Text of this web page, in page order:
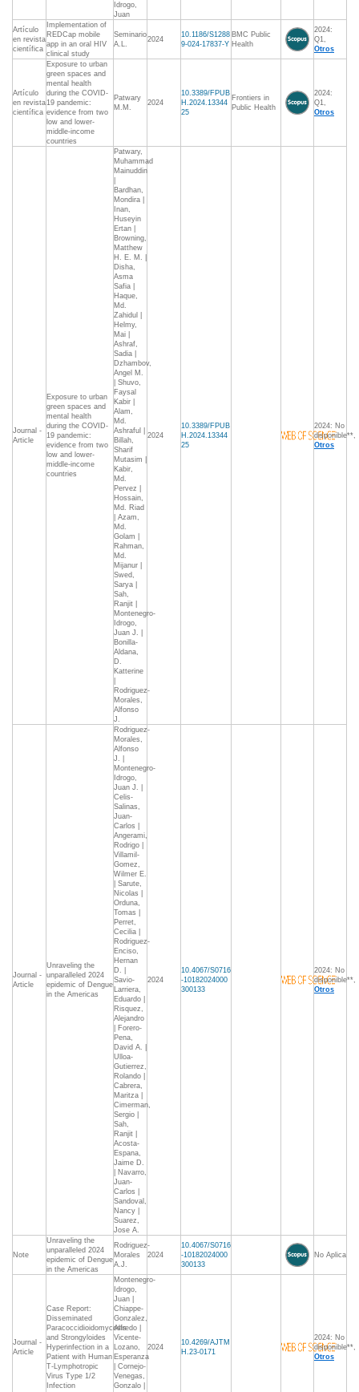
Idrogo,
Juan
Artículo
en revista
científica
Implementation of
REDCap mobile
app in an oral HIV
clinical study
Seminario
A.L.
2024
10.1186/S1288
9-024-17837-Y
BMC Public
Health
2024:
Q1,
Otros
Artículo
en revista
científica
Exposure to urban
green spaces and
mental health
during the COVID-
19 pandemic:
evidence from two
low and lower-
middle-income
countries
Patwary
M.M.
2024
10.3389/FPUB
H.2024.13344
25
Frontiers in
Public Health
2024:
Q1,
Otros
Journal -
Article
Exposure to urban
green spaces and
mental health
during the COVID-
19 pandemic:
evidence from two
low and lower-
middle-income
countries
Patwary,
Muhammad
Mainuddin
Bardhan,
Mondira |
Inan,
Huseyin
Ertan |
Browning,
Matthew
H. E. M. |
Disha,
Asma
Safia |
Haque,
Md.
Zahidul |
Helmy,
Mai |
Ashraf,
Sadia |
Dzhambov,
Angel M.
| Shuvo,
Faysal
Kabir |
Alam,
Md.
Ashraful |
Billah,
Sharif
Mutasim |
Kabir,
Md.
Pervez |
Hossain,
Md. Riad
| Azam,
Md.
Golam |
Rahman,
Md.
Mijanur |
Swed,
Sarya |
Sah,
Ranjit |
Montenegro-
Idrogo,
Juan J. |
Bonilla-
Aldana,
D.
Katterine
Rodriguez-
Morales,
Alfonso
J.
2024
10.3389/FPUB
H.2024.13344
25
2024: No
disponible**,
Otros
Journal -
Article
Unraveling the
unparalleled 2024
epidemic of Dengue
in the Americas
Rodriguez-
Morales,
Alfonso
J. |
Montenegro-
Idrogo,
Juan J. |
Celis-
Salinas,
Juan-
Carlos |
Angerami,
Rodrigo |
Villamil-
Gomez,
Wilmer E.
| Sarute,
Nicolas |
Orduna,
Tomas |
Perret,
Cecilia |
Rodriguez-
Enciso,
Hernan
D. |
Savio-
Larriera,
Eduardo |
Risquez,
Alejandro
| Forero-
Pena,
David A. |
Ulloa-
Gutierrez,
Rolando |
Cabrera,
Maritza |
Cimerman,
Sergio |
Sah,
Ranjit |
Acosta-
Espana,
Jaime D.
| Navarro,
Juan-
Carlos |
Sandoval,
Nancy |
Suarez,
Jose A.
2024
10.4067/S0716
-10182024000
300133
2024: No
disponible**,
Otros
Note
Unraveling the
unparalleled 2024
epidemic of Dengue
in the Americas
Rodriguez-
Morales
A.J.
2024
10.4067/S0716
-10182024000
300133
No Aplica
Journal -
Article
Case Report:
Disseminated
Paracoccidioidomycosis
and Strongyloides
Hyperinfection in a
Patient with Human
T-Lymphotropic
Virus Type 1/2
Infection
Montenegro-
Idrogo,
Juan |
Chiappe-
Gonzalez,
Alfredo |
Vicente-
Lozano,
Esperanza
| Cornejo-
Venegas,
Gonzalo |
2024
10.4269/AJTM
H.23-0171
2024: No
disponible**,
Otros